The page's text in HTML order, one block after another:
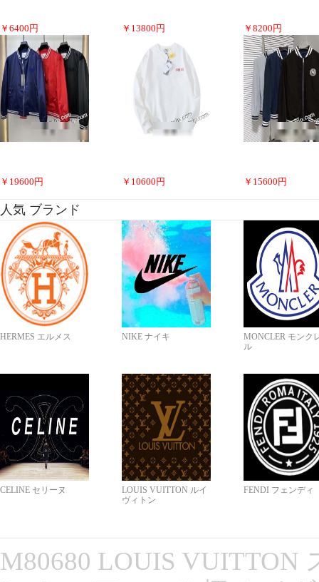
￥ 6400 円 ￥ 13800 円 ￥ 8200 円
￥ 19600 円 ￥ 10600 円 ￥ 15600 円
人気 ブランド
HERMES エルメス NIKE ナイキ
MONCLER モンク
ル
CELINE セリーヌ
LOUIS VUITTON ルイ
ヴィトン
FENDI フェンディ
M80680 LOUIS VUITTON